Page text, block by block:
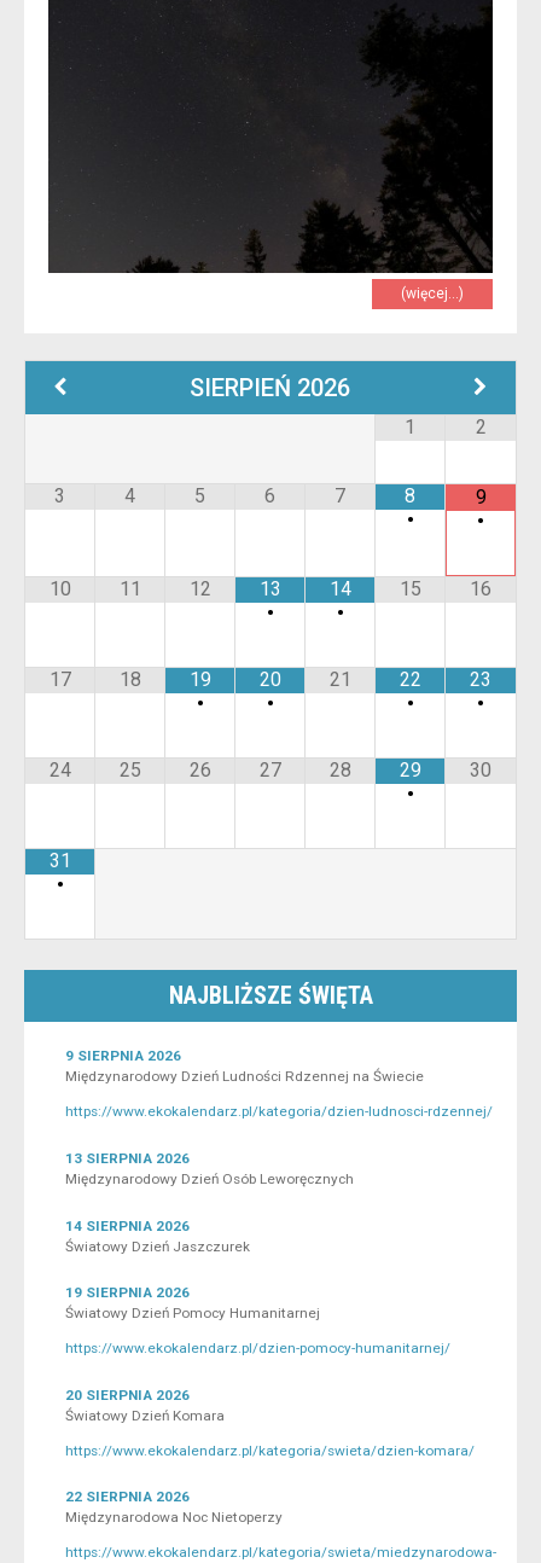
(więcej…)
SIERPIEŃ 2026
1 2
3 4 5 6 7
8
•
9
•
10 11 12
13
•
14
•
15 16
17 18
19
•
20
•
21
22
•
23
•
24 25 26 27 28
29
•
30
31
•
NAJBLIŻSZE ŚWIĘTA
9 SIERPNIA 2026
Międzynarodowy Dzień Ludności Rdzennej na Świecie
https://www.ekokalendarz.pl/kategoria/dzien-ludnosci-rdzennej/
13 SIERPNIA 2026
Międzynarodowy Dzień Osób Leworęcznych
14 SIERPNIA 2026
Światowy Dzień Jaszczurek
19 SIERPNIA 2026
Światowy Dzień Pomocy Humanitarnej
https://www.ekokalendarz.pl/dzien-pomocy-humanitarnej/
20 SIERPNIA 2026
Światowy Dzień Komara
https://www.ekokalendarz.pl/kategoria/swieta/dzien-komara/
22 SIERPNIA 2026
Międzynarodowa Noc Nietoperzy
https://www.ekokalendarz.pl/kategoria/swieta/miedzynarodowa-